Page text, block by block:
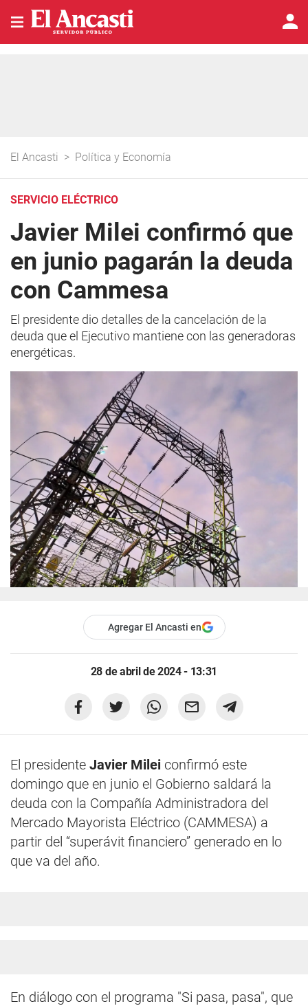
El Ancasti > Política y Economía
SERVICIO ELÉCTRICO
Javier Milei confirmó que
en junio pagarán la deuda
con Cammesa
El presidente dio detalles de la cancelación de la
deuda que el Ejecutivo mantiene con las generadoras
energéticas.
Agregar El Ancasti en
28 de abril de 2024 - 13:31
El presidente Javier Milei confirmó este
domingo que en junio el Gobierno saldará la
deuda con la Compañía Administradora del
Mercado Mayorista Eléctrico (CAMMESA) a
partir del “superávit financiero” generado en lo
que va del año.
En diálogo con el programa "Si pasa, pasa", que